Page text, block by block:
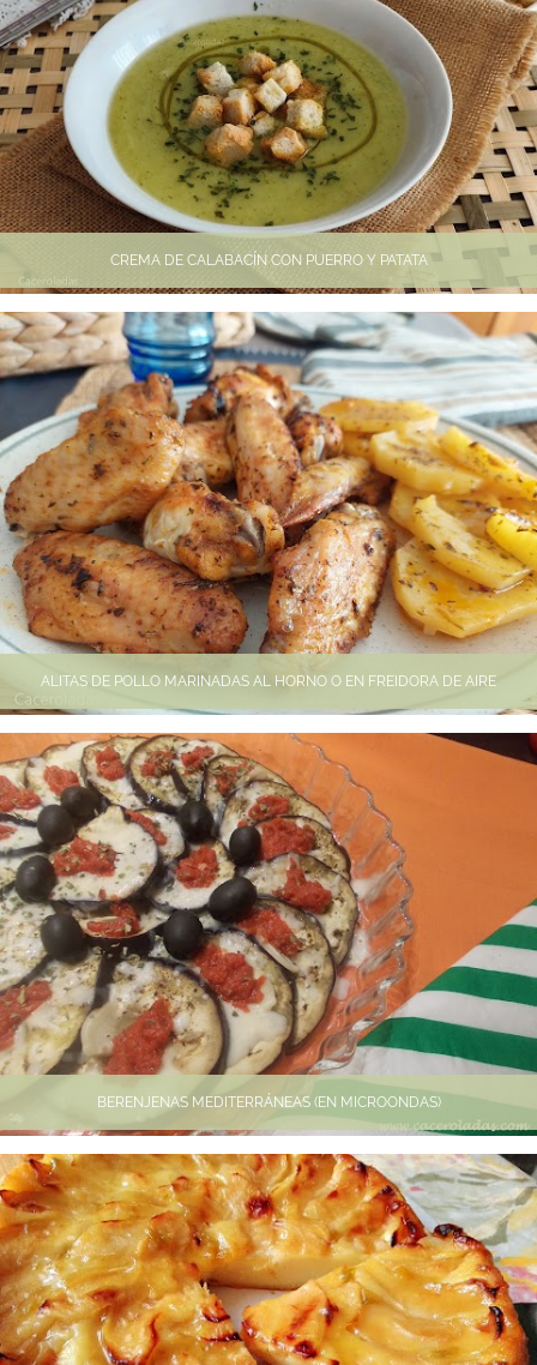
CREMA DE CALABACÍN CON PUERRO Y PATATA
ALITAS DE POLLO MARINADAS AL HORNO O EN FREIDORA DE AIRE
BERENJENAS MEDITERRÁNEAS (EN MICROONDAS)